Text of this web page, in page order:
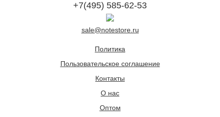
+7(495) 585-62-53
sale@notestore.ru
Политика
Пользовательское соглашение
Контакты
О нас
Оптом